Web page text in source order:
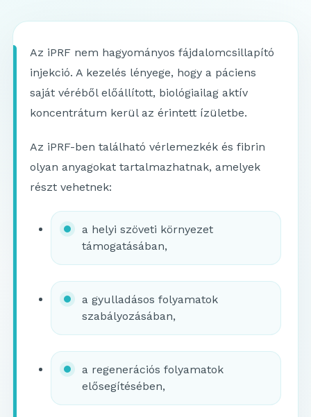
Az iPRF nem hagyományos fájdalomcsillapító
injekció. A kezelés lényege, hogy a páciens
saját véréből előállított, biológiailag aktív
koncentrátum kerül az érintett ízületbe.
Az iPRF-ben található vérlemezkék és fibrin
olyan anyagokat tartalmazhatnak, amelyek
részt vehetnek:
a helyi szöveti környezet
támogatásában,
a gyulladásos folyamatok
szabályozásában,
a regenerációs folyamatok
elősegítésében,